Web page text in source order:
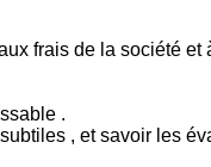
frais de la société
.
, et savoir les